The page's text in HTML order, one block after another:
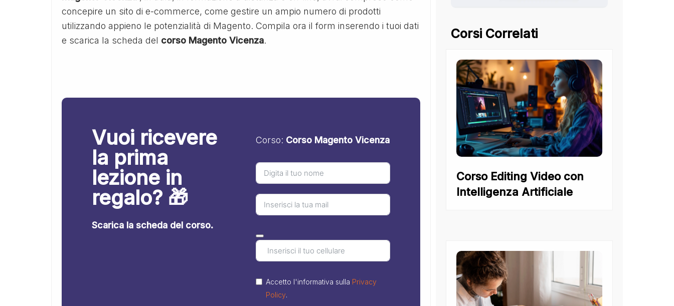
concepire un sito di e-commerce, come gestire un ampio numero di prodotti
utilizzando appieno le potenzialità di Magento. Compila ora il form inserendo i tuoi dati
e scarica la scheda del corso Magento Vicenza.
Vuoi ricevere
la prima
lezione in
regalo? 🎁
Scarica la scheda del corso.
Corso: Corso Magento Vicenza
Accetto l'informativa sulla Privacy
Policy.
Corsi Correlati
Corso Editing Video con
Intelligenza Artificiale